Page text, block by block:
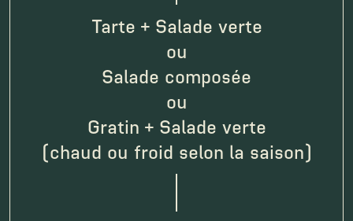
Tarte + Salade verte
ou
Salade composée
ou
Gratin + Salade verte
(chaud ou froid selon la saison)